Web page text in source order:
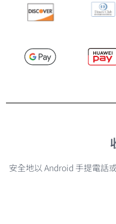
安全地以 Android 手提電話